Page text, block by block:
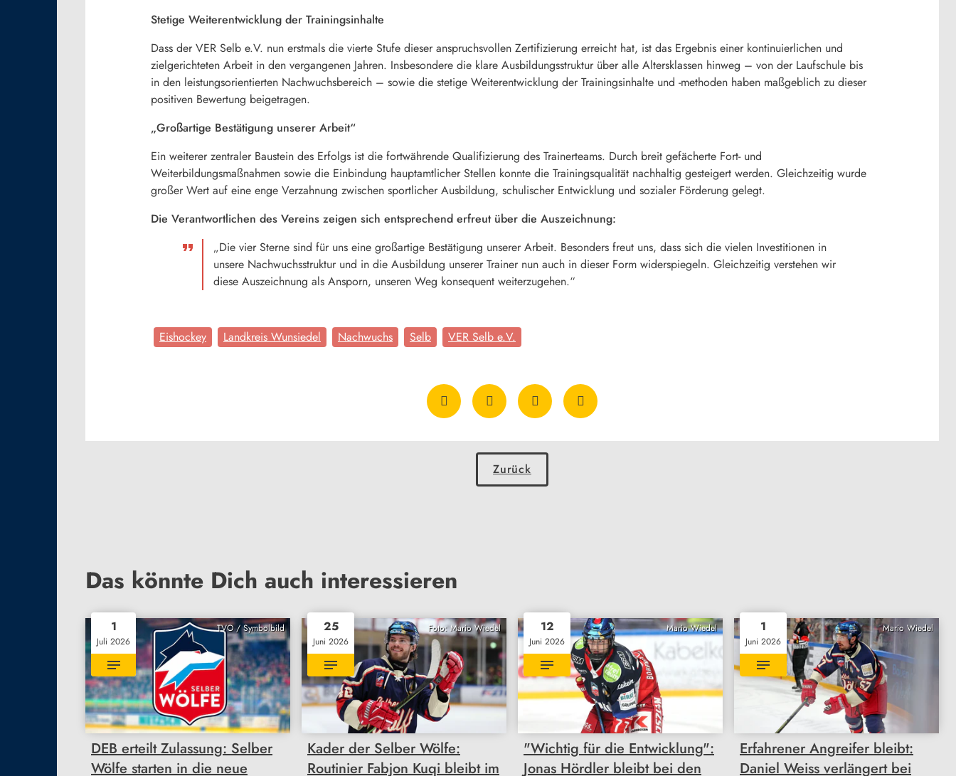
Stetige Weiterentwicklung der Trainingsinhalte
Dass der VER Selb e.V. nun erstmals die vierte Stufe dieser anspruchsvollen Zertifizierung erreicht hat, ist das Ergebnis einer kontinuierlichen und
zielgerichteten Arbeit in den vergangenen Jahren. Insbesondere die klare Ausbildungsstruktur über alle Altersklassen hinweg – von der Laufschule bis
in den leistungsorientierten Nachwuchsbereich – sowie die stetige Weiterentwicklung der Trainingsinhalte und -methoden haben maßgeblich zu dieser
positiven Bewertung beigetragen.
„Großartige Bestätigung unserer Arbeit“
Ein weiterer zentraler Baustein des Erfolgs ist die fortwährende Qualifizierung des Trainerteams. Durch breit gefächerte Fort- und
Weiterbildungsmaßnahmen sowie die Einbindung hauptamtlicher Stellen konnte die Trainingsqualität nachhaltig gesteigert werden. Gleichzeitig wurde
großer Wert auf eine enge Verzahnung zwischen sportlicher Ausbildung, schulischer Entwicklung und sozialer Förderung gelegt.
Die Verantwortlichen des Vereins zeigen sich entsprechend erfreut über die Auszeichnung:
„Die vier Sterne sind für uns eine großartige Bestätigung unserer Arbeit. Besonders freut uns, dass sich die vielen Investitionen in
unsere Nachwuchsstruktur und in die Ausbildung unserer Trainer nun auch in dieser Form widerspiegeln. Gleichzeitig verstehen wir
diese Auszeichnung als Ansporn, unseren Weg konsequent weiterzugehen.“
Eishockey Landkreis Wunsiedel Nachwuchs Selb VER Selb e.V.
Zurück
Das könnte Dich auch interessieren
TVO / Symbolbild
1
Juli 2026
DEB erteilt Zulassung: Selber
Wölfe starten in die neue
Foto: Mario Wiedel
25
Juni 2026
Kader der Selber Wölfe:
Routinier Fabjon Kuqi bleibt im
Mario Wiedel
12
Juni 2026
"Wichtig für die Entwicklung":
Jonas Hördler bleibt bei den
Mario Wiedel
1
Juni 2026
Erfahrener Angreifer bleibt:
Daniel Weiss verlängert bei